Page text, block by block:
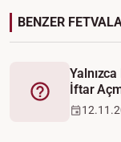
BENZER
Fetva
İftar